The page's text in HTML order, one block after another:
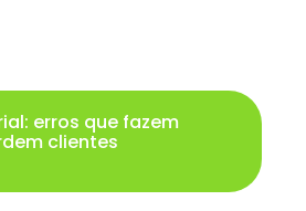
erros que fazem
clientes